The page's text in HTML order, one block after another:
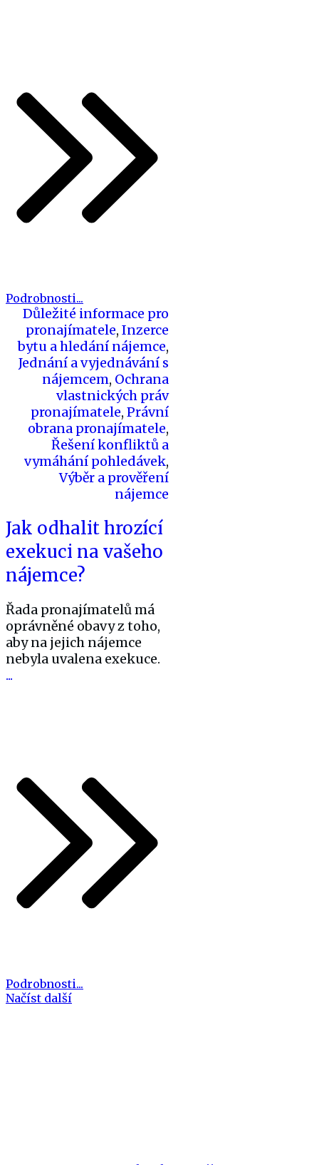
Podrobnosti...
Důležité informace pro
pronajímatele, Inzerce
bytu a hledání nájemce,
Jednání a vyjednávání s
nájemcem, Ochrana
vlastnických práv
pronajímatele, Právní
obrana pronajímatele,
Řešení konfliktů a
vymáhání pohledávek,
Výběr a prověření
nájemce
Jak odhalit hrozící
exekuci na vašeho
nájemce?
Řada pronajímatelů má
oprávněné obavy z toho,
aby na jejich nájemce
nebyla uvalena exekuce.
...
Podrobnosti...
Načíst další